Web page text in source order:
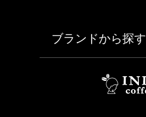
ブランドから探す